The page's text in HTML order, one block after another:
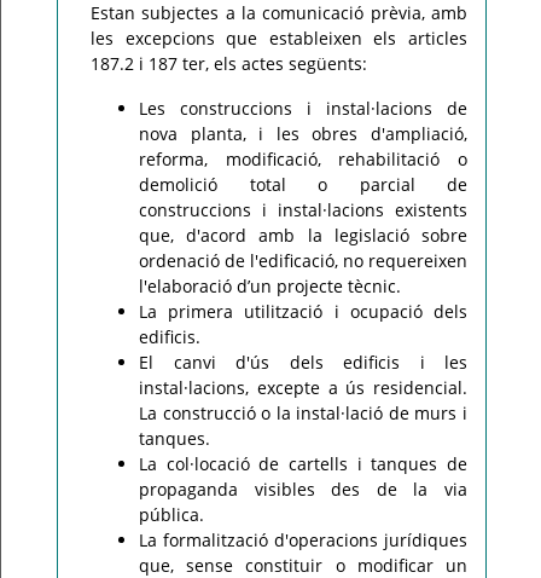
Estan subjectes a la comunicació prèvia, amb
les excepcions que estableixen els articles
187.2 i 187 ter, els actes següents:
Les construccions i instal·lacions de
nova planta, i les obres d'ampliació,
reforma, modificació, rehabilitació o
demolició total o parcial de
construccions i instal·lacions existents
que, d'acord amb la legislació sobre
ordenació de l'edificació, no requereixen
l'elaboració d’un projecte tècnic.
La primera utilització i ocupació dels
edificis.
El canvi d'ús dels edificis i les
instal·lacions, excepte a ús residencial.
La construcció o la instal·lació de murs i
tanques.
La col·locació de cartells i tanques de
propaganda visibles des de la via
pública.
La formalització d'operacions jurídiques
que, sense constituir o modificar un